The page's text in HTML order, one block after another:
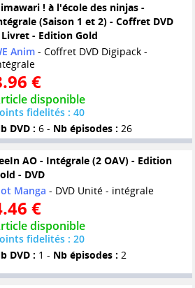
! à l'école des ninjas -
(Saison 1 et 2) - Coffret DVD
Livret - Edition Gold
Anim- Coffret DVD Digipack -
€
disponible
fidelités : 40
DVD : 6 - Nb épisodes : 26
AO - Intégrale (2 OAV) - Edition
- DVD
Manga - DVD Unité - intégrale
€
disponible
fidelités : 20
DVD : 1 - Nb épisodes : 2